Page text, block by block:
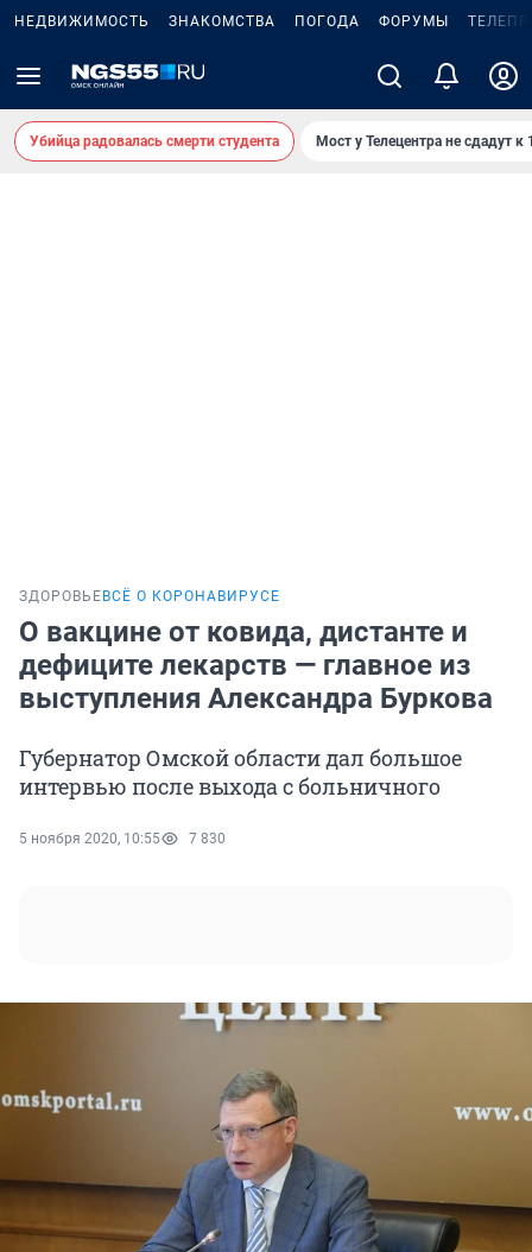
НЕДВИЖИМОСТЬ ЗНАКОМСТВА ПОГОДА ФОРУМЫ
Убийца радовалась смерти студента Мост у Телецентра не сдадут к
ЗДОРОВЬЕ ВСЁ О КОРОНАВИРУСЕ
О вакцине от ковида, дистанте и
дефиците лекарств — главное из
выступления Александра Буркова
Губернатор Омской области дал большое
интервью после выхода с больничного
5 ноября 2020, 10:55 7 830